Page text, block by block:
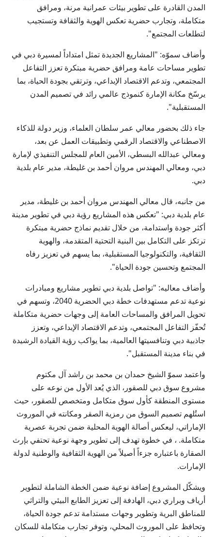
المدن القادرة على تطوير بيئات عمرانية مرنة، ومرافق
متكاملة، وتجارب حضرية تعكس الهوية والثقافة وتستجيب
لتطلعات المجتمع".
وأضاف سموّه: "المشاريع الجديدة تمثل امتداداً لمسيرة دبي في
تطوير مساحات عامة ومرافق حضرية مبتكرة تعزز التفاعل
المجتمعي، وتدعم الاقتصاد الإبداعي، وترتقي بجودة الحياة، بما
يرسّخ مكانة الإمارة كنموذج عالمي رائد في تصميم المدن
المستقبلية".
جاء ذلك بحضور معالي عمر سلطان العلماء، وزير دولة للذكاء
الاصطناعي والاقتصاد الرقمي وتطبيقات العمل عن بعد،
ومعالي عبدالله البسطي، الأمين العام للمجلس التنفيذي لإمارة
دبي، ومعالي المهندس مروان أحمد بن غليطة، مدير عام بلدية
دبي.
من جانبه، قال معالي المهندس مروان أحمد بن غليطة، مدير
عام بلدية دبي: "تعكس هذه المشاريع رؤية دبي في تطوير مدينة
أكثر جودة واستدامة، من خلال تقديم نماذج حضرية مبتكرة
ترتكز على التكامل بين البنية التحتية المتقدمة، والهوية
الثقافية، والتكنولوجيا المستقبلية، بما يسهم في تعزيز رفاه
المجتمع وتحسين جودة الحياة".
وأضاف معاليه: "تواصل بلدية دبي تطوير مشاريع ومبادرات
نوعية تدعم مستهدفات خطة دبي الحضرية 2040، وتسهم في
تحويل المرافق والمساحات العامة إلى وجهات حضرية متكاملة
تُحفّز التفاعل المجتمعي، وتدعم الاقتصاد الإبداعي، وتعزز
جاذبية دبي وتنافسيتها العالمية، بما يواكب رؤية القيادة الرشيدة
في بناء مدينة المستقبل".
واعتمد سموّ الشيخ حمدان بن محمد بن راشد آل مكتوم
مشروع سوق دبي للصقور، الذي يُعد الأول من نوعه على
مستوى المنطقة كأول سوق متكامل ومتخصص للصقور، حيث
استُلهم تصميم السوق من رمزية الصقر ومكانته في الموروث
الإماراتي، ليعكس أصالة الهوية المحلية ضمن تجربة عصرية
متكاملة. ، في خطوة تهدف إلى تطوير وجهة نوعية تحتفي بإرث
الصقارة باعتباره جزءاً أصيلاً من الهوية الثقافية والوطنية لدولة
الإمارات.
ويشكّل المشروع إضافة نوعية ضمن الخطة الشاملة لتطوير
أرياف وبراري دبي، الهادفة إلى تعزيز الطابع البيئي والتراثي
للمناطق البرية وتطوير وجهات مستدامة تدعم جودة الحياة،
وتحافظ على الموروث المحلي، وتوفر تجارب متكاملة للسكان